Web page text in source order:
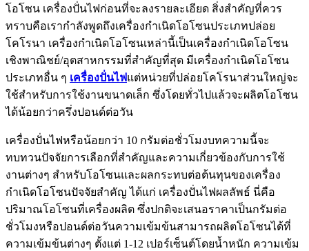
โอโซน เครื่องปั่นไฟก่อนที่จะลงรายละเอียด สิ่งสำคัญที่ควร
ทราบคือเรากำลังพูดถึงเครื่องกำเนิดโอโซนประเภทปล่อย
โคโรนา เครื่องกำเนิดโอโซนเหล่านี้เป็นเครื่องกำเนิดโอโซน
เชิงพาณิชย์/อุตสาหกรรมที่สำคัญที่สุด มีเครื่องกำเนิดโอโซน
ประเภทอื่น ๆ เครื่องปั่นไฟแต่หน่วยที่ปล่อยโคโรนาส่วนใหญ่จะ
ใช้สำหรับการใช้งานขนาดเล็ก ซึ่งโดยทั่วไปแล้วจะผลิตโอโซน
ได้น้อยกว่าครึ่งปอนด์ต่อวัน
เครื่องปั่นไฟหรือน้อยกว่า 10 กรัมต่อชั่วโมงบทความนี้จะ
ทบทวนปัจจัยการเลือกที่สำคัญและความเกี่ยวข้องกับการใช้
งานต่างๆ สำหรับโอโซนและผลกระทบต่อต้นทุนของเครื่อง
กำเนิดโอโซนปัจจัยสำคัญ ได้แก่ เครื่องปั่นไฟผลลัพธ์ นี่คือ
ปริมาณโอโซนที่เครื่องผลิต ซึ่งปกติจะเสนอราคาเป็นกรัมต่อ
ชั่วโมงหรือปอนด์ต่อวันความเข้มข้นสามารถผลิตโอโซนได้ที่
ความเข้มข้นต่างๆ ตั้งแต่ 1-12 เปอร์เซ็นต์โดยน้ำหนัก ความเข้ม